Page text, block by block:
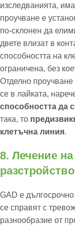
изследванията,
проучване е
по-склонен да
двете влизат в
способността на
ограничена, без
Отделно
се в лайката,
способността да
така, то
клетъчна линия.
8. Лечение
GAD е
се справят с
разнообразие от